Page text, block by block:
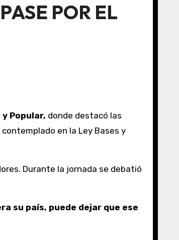
POR EL
Popular, donde destacó las
contemplado en la Ley Bases y
Durante la jornada se debatió
su país, puede dejar que ese